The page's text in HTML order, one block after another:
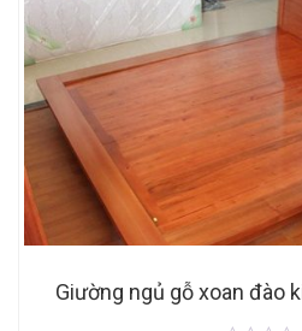
Giường ngủ gỗ xoan đào